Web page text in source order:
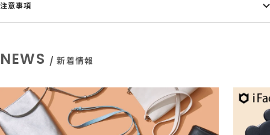
注意事項
NEWS / 新着情報